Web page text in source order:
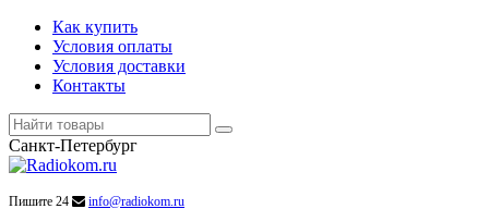
Как купить
Условия оплаты
Условия доставки
Контакты
Санкт-Петербург
Пишите 24 info@radiokom.ru